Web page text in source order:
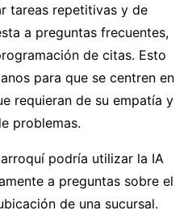
tareas repetitivas y de
a preguntas frecuentes,
de citas. Esto
para que se centren en
requieran de su empatía y
problemas.
podría utilizar la IA
a preguntas sobre el
de una sucursal.